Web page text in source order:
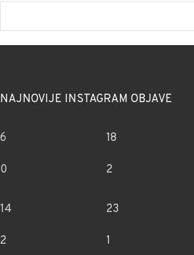
NAJNOVIJE INSTAGRAM OBJAVE
6
0
18
2
14
2
23
1